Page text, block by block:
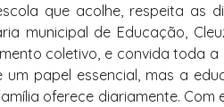
que acolhe, respeita as
municipal de Educação,
coletivo, e convida toda
papel essencial, mas a
oferece diariamente. Com